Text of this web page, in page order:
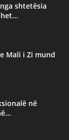
shtetësia
Mali i Zi mund
në